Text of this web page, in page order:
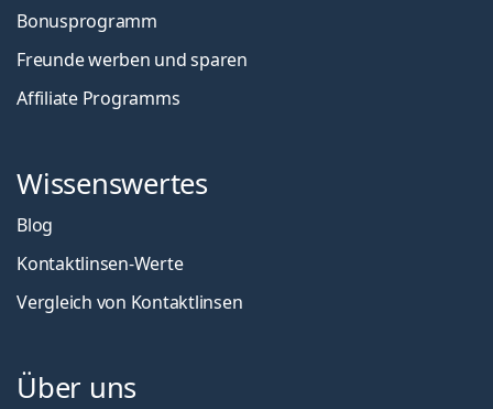
Bonusprogramm
Freunde werben und sparen
Affiliate Programms
Wissenswertes
Blog
Kontaktlinsen-Werte
Vergleich von Kontaktlinsen
Über uns